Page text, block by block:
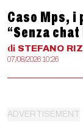
Caso Mps,
“Senza
di STEFANO
07/08/2026 10:26